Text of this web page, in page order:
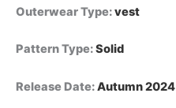
Outerwear Type:vest
Pattern Type:Solid
Release Date:Autumn 2024